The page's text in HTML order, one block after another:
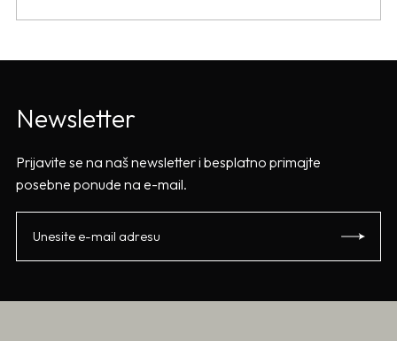
Newsletter
Prijavite se na naš newsletter i besplatno primajte
posebne ponude na e-mail.